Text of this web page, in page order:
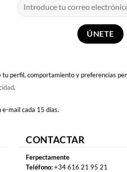
perfil, comportamiento y preferencias
.
mail cada 15 días.
CONTACTAR
Ferpectamente
Teléfono:+34 616 21 95 21